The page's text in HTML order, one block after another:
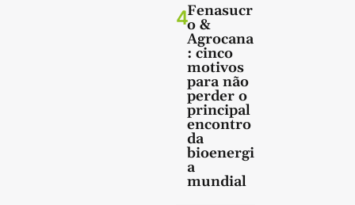
4Fenasucr
o &
Agrocana
: cinco
motivos
para não
perder o
principal
encontro
da
bioenergi
a
mundial